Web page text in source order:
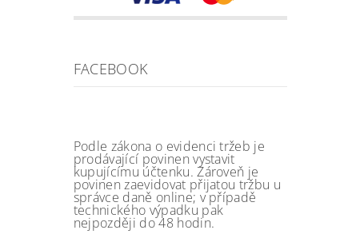
FACEBOOK
Podle zákona o evidenci tržeb je
prodávající povinen vystavit
kupujícímu účtenku. Zároveň je
povinen zaevidovat přijatou tržbu u
správce daně online; v případě
technického výpadku pak
nejpozději do 48 hodin.